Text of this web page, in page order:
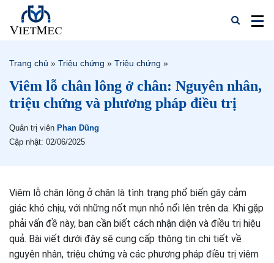
Trang chủ » Triệu chứng » Triệu chứng »
Viêm lỗ chân lông ở chân: Nguyên nhân,
triệu chứng và phương pháp điều trị
Quản trị viên Phan Dũng
Cập nhật: 02/06/2025
Viêm lỗ chân lông ở chân là tình trạng phổ biến gây cảm
giác khó chịu, với những nốt mụn nhỏ nổi lên trên da. Khi gặp
phải vấn đề này, bạn cần biết cách nhận diện và điều trị hiệu
quả. Bài viết dưới đây sẽ cung cấp thông tin chi tiết về
nguyên nhân, triệu chứng và các phương pháp điều trị viêm